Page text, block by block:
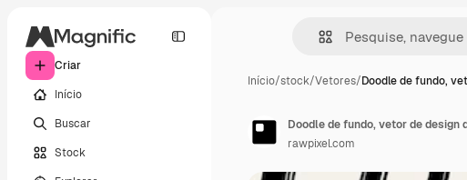
Criar
Início
Buscar
Stock
Início/stock/Vetores/Doodle de fundo,
Doodle de fundo, vetor de design
rawpixel.com